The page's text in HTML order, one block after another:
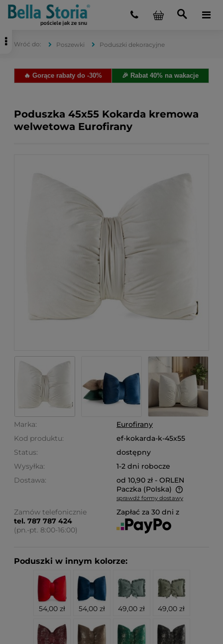
Poszewki Poduszki dekoracyjne
🔥 Gorące rabaty do -30% 🎉 Rabat 40% na wakacje
Poduszka 45x55 Kokarda kremowa
welwetowa Eurofirany
Marka:
Eurofirany
Kod produktu:
ef-kokarda-k-45x55
Status:
dostępny
Wysyłka:
1-2 dni robocze
Dostawa:
od 10,90 zł - ORLEN
Paczka (Polska)
Cena nie zawiera ewentualnych kosztów płatności
sprawdź formy dostawy
Zamów telefonicznie
tel. 787 787 424
(pn.-pt. 8:00-16:00)
Zapłać za 30 dni z
Poduszki w innym kolorze:
54,00 zł 54,00 zł 49,00 zł 49,00 zł